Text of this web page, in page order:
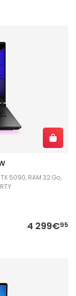
5090, RAM 32 Go,
4 299€95